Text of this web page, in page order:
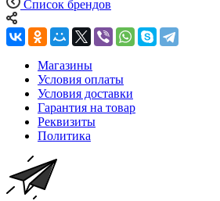
Список брендов
Магазины
Условия оплаты
Условия доставки
Гарантия на товар
Реквизиты
Политика